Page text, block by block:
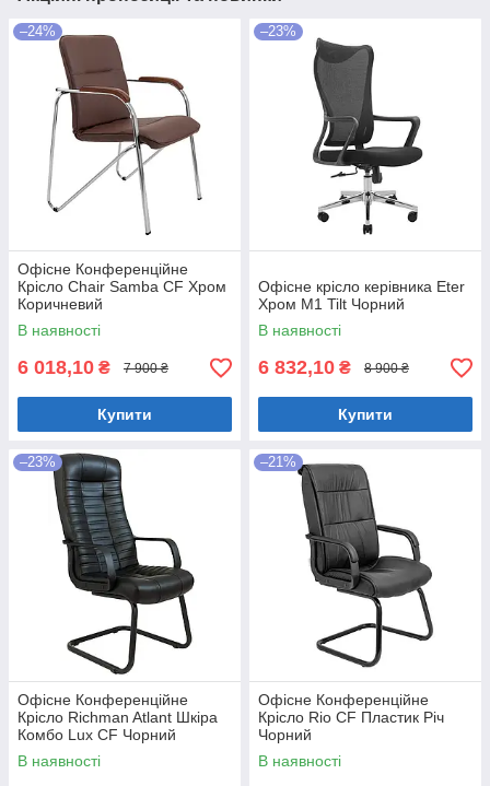
–24%
Офісне Конференційне
Крісло Chair Samba CF Хром
Коричневий
В наявності
6 018,10 ₴ 7 900 ₴
Купити
–23%
Офісне крісло керівника Eter
Хром M1 Tilt Чорний
В наявності
6 832,10 ₴ 8 900 ₴
Купити
–23%
Офісне Конференційне
Крісло Richman Atlant Шкіра
Комбо Lux CF Чорний
В наявності
–21%
Офісне Конференційне
Крісло Rio CF Пластик Річ
Чорний
В наявності